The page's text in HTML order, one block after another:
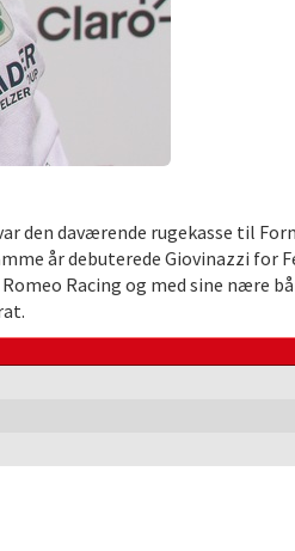
den daværende rugekasse til
år debuterede Giovinazzi for
Racing og med sine nære